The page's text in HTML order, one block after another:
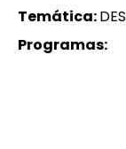
Temática:
Programas: